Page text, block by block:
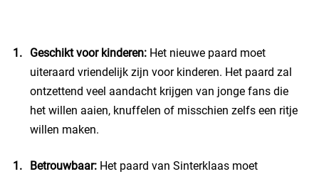
Geschikt voor kinderen: Het nieuwe paard moet
uiteraard vriendelijk zijn voor kinderen. Het paard zal
ontzettend veel aandacht krijgen van jonge fans die
het willen aaien, knuffelen of misschien zelfs een ritje
willen maken.
Betrouwbaar: Het paard van Sinterklaas moet